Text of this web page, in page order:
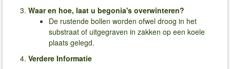
Waar en hoe, laat u begonia's overwinteren​?
De rustende bollen worden ofwel droog in het
substraat of uitgegraven in zakken op een koele
plaats gelegd.
Verdere Informatie